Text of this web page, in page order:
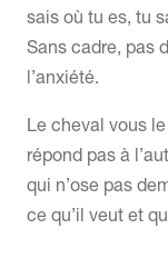
sais où tu es, tu
Sans cadre, pas
l’anxiété.
Le cheval vous
répond pas à
qui n’ose pas
ce qu’il veut et